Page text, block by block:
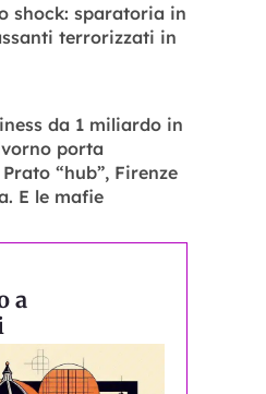
shock: sparatoria in
terrorizzati in
da 1 miliardo in
porta
“hub”, Firenze
E le mafie
a